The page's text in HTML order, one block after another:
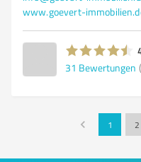
www.goevert-
31 Bewertungen
1 2